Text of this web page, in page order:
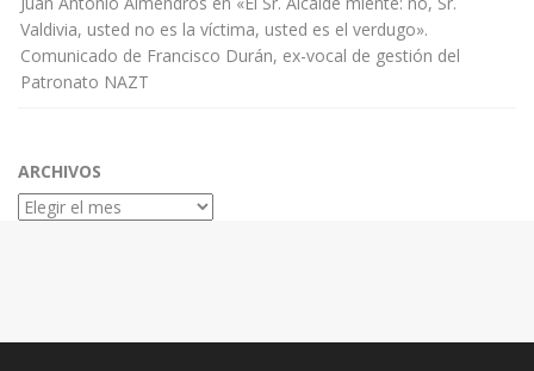
Valdivia, usted no es la víctima, usted es el verdugo».
Comunicado de Francisco Durán, ex-vocal de gestión del
Patronato NAZT
ARCHIVOS
Archivos